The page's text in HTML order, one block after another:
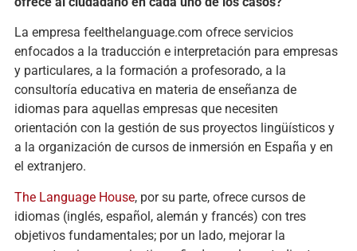
La empresa feelthelanguage.com ofrece servicios
enfocados a la traducción e interpretación para empresas
y particulares, a la formación a profesorado, a la
consultoría educativa en materia de enseñanza de
idiomas para aquellas empresas que necesiten
orientación con la gestión de sus proyectos lingüísticos y
a la organización de cursos de inmersión en España y en
el extranjero.
The Language House, por su parte, ofrece cursos de
idiomas (inglés, español, alemán y francés) con tres
objetivos fundamentales; por un lado, mejorar la